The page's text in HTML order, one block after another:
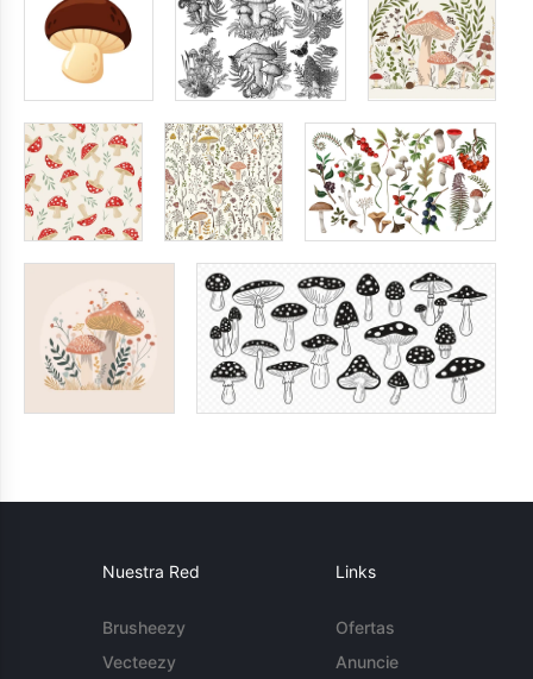
Nuestra Red
Brusheezy
Vecteezy
Links
Ofertas
Anuncie